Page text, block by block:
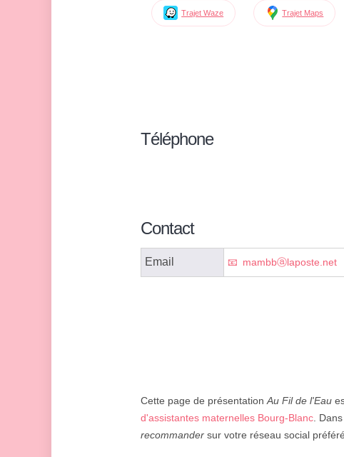
Trajet Waze Trajet Maps
Téléphone
Contact
Email mambbⓐlaposte.net
Cette page de présentation Au Fil de l'Eau
d'assistantes maternelles Bourg-Blanc .
recommander sur votre réseau social